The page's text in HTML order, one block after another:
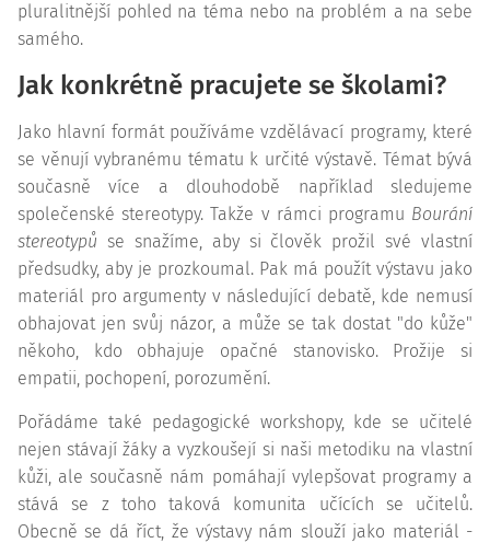
pluralitnější pohled na téma nebo na problém a na sebe
samého.
Jak konkrétně pracujete se školami?
Jako hlavní formát používáme vzdělávací programy, které
se věnují vybranému tématu k určité výstavě. Témat bývá
současně více a dlouhodobě například sledujeme
společenské stereotypy. Takže v rámci programu Bourání
stereotypů se snažíme, aby si člověk prožil své vlastní
předsudky, aby je prozkoumal. Pak má použít výstavu jako
materiál pro argumenty v následující debatě, kde nemusí
obhajovat jen svůj názor, a může se tak dostat "do kůže"
někoho, kdo obhajuje opačné stanovisko. Prožije si
empatii, pochopení, porozumění.
Pořádáme také pedagogické workshopy, kde se učitelé
nejen stávají žáky a vyzkoušejí si naši metodiku na vlastní
kůži, ale současně nám pomáhají vylepšovat programy a
stává se z toho taková komunita učících se učitelů.
Obecně se dá říct, že výstavy nám slouží jako materiál -